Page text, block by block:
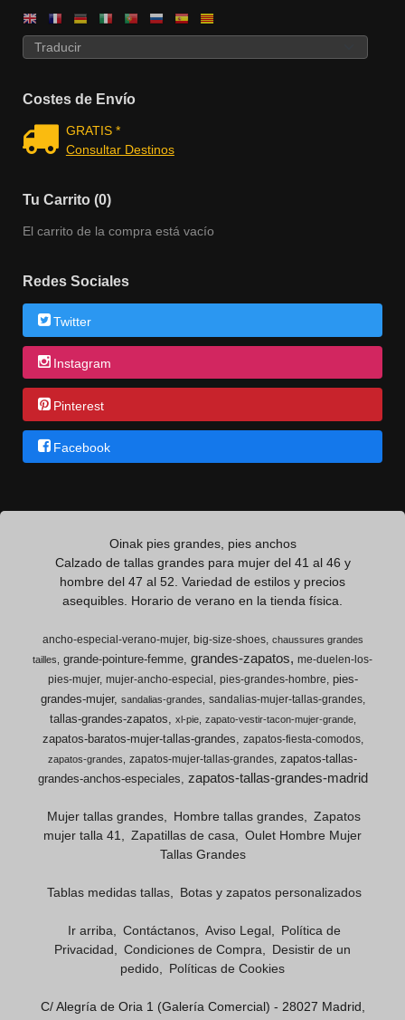
Costes de Envío
GRATIS *
Consultar Destinos
Tu Carrito (0)
El carrito de la compra está vacío
Redes Sociales
Twitter
Instagram
Pinterest
Facebook
Oinak pies grandes, pies anchos
Calzado de tallas grandes para mujer del 41 al 46 y
hombre del 47 al 52. Variedad de estilos y precios
asequibles. Horario de verano en la tienda física.
ancho-especial-verano-mujer big-size-shoes
chaussures grandes
tailles
grande-pointure-femme grandes-zapatos
me-duelen-los-
pies-mujer mujer-ancho-especial pies-grandes-hombre pies-
grandes-mujer
sandalias-grandes sandalias-mujer-tallas-grandes
tallas-grandes-zapatos xl-pie zapato-vestir-tacon-mujer-grande
zapatos-baratos-mujer-tallas-grandes zapatos-fiesta-comodos
zapatos-grandes zapatos-mujer-tallas-grandes zapatos-tallas-
grandes-anchos-especiales zapatos-tallas-grandes-madrid
Mujer tallas grandes Hombre tallas grandes
Zapatos
mujer talla 41
Zapatillas de casa
Oulet Hombre Mujer
Tallas Grandes
Tablas medidas tallas Botas y zapatos personalizados
Ir arriba Contáctanos Aviso Legal
Política de
Privacidad
Condiciones de Compra
Desistir de un
pedido
Políticas de Cookies
C/ Alegría de Oria 1 (Galería Comercial) - 28027 Madrid,